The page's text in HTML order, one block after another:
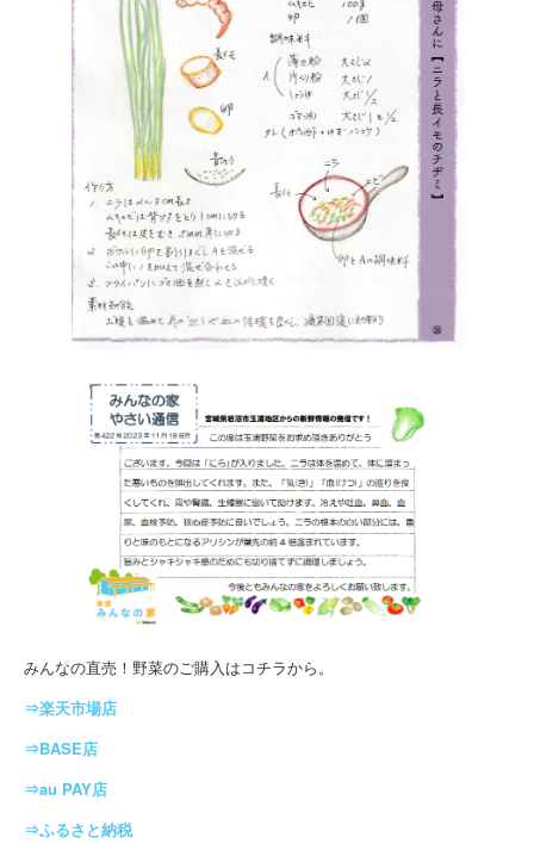
みんなの直売！野菜のご購入はコチラから。
⇒楽天市場店
⇒BASE店
⇒au PAY店
⇒ふるさと納税